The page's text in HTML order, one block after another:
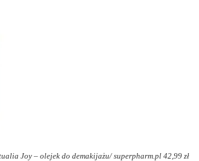
Joy – olejek do demakijażu/ superpharm.pl 42,99 zł